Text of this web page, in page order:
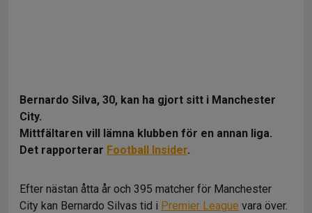
Bernardo Silva, 30, kan ha gjort sitt i Manchester
City.
Mittfältaren vill lämna klubben för en annan liga.
Det rapporterar Football Insider.
Efter nästan åtta år och 395 matcher för Manchester
City kan Bernardo Silvas tid i Premier League vara över.